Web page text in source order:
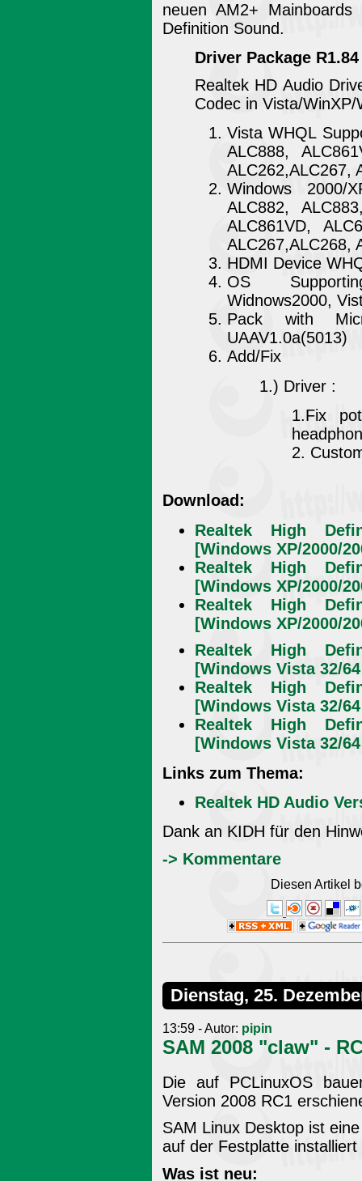
neuen AM2+
Definition Sound.
Driver Package R1.84
Realtek HD Audio
Codec in Vista/
Vista WHQL
ALC888,
ALC262,ALC267,
Windows 2000/
ALC882,
ALC861VD,
ALC267,ALC268,
HDMI Device
OS
Widnows2000,
Pack with
UAAV1.0a(5013)
Add/Fix
1.) Driver :
1.Fix
2.
Download:
Realtek High
[Windows XP/2000/
Realtek High
[Windows XP/2000/
Realtek High
[Windows XP/2000/
Realtek High
[Windows Vista 32/
Realtek High
[Windows Vista 32/
Realtek High
[Windows Vista 32/
Links zum Thema:
Realtek HD Audio
Dank an KIDH für den
-> Kommentare
Diesen Artikel
Dienstag, 25.
13:59 - Autor: pipin
SAM 2008 "claw" -
Die auf PCLinuxOS
Version 2008 RC1
SAM Linux Desktop ist
auf der Festplatte
Was ist neu: